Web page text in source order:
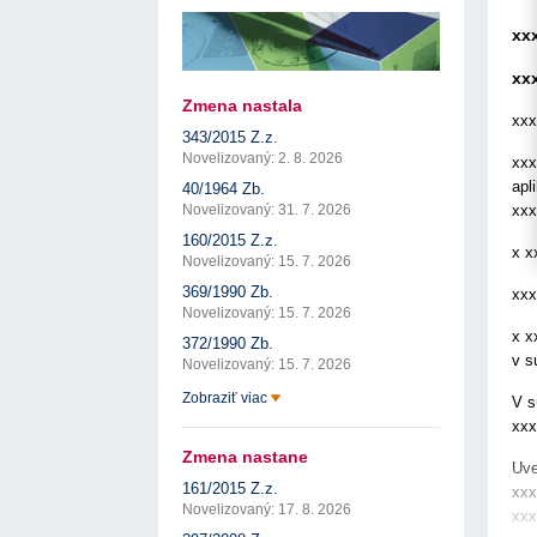
ÚVO automatizuje zápis do Zoznamu
hospodárskych subjektov
17. 7. 2026
Úrad pre verejné obstarávanie
17. 7. 2026
Zelené obstarávanie naráža na bariéry aj obavy
8. 7. 2026
prezentáciu kultúr...
22. 1. 2026
Otvorenie výzvy na
Výzva na poskytnutie
Tretia výzva v Interreg
regiónu oficiálne vyhlá...
x
x
v
V
Zmena nastala
343/2015 Z.z.
Novelizovaný: 2. 8. 2026
40/1964 Zb.
Novelizovaný: 31. 7. 2026
160/2015 Z.z.
Novelizovaný: 15. 7. 2026
369/1990 Zb.
Novelizovaný: 15. 7. 2026
372/1990 Zb.
Novelizovaný: 15. 7. 2026
Zobraziť viac
Zmena nastane
161/2015 Z.z.
Novelizovaný: 17. 8. 2026